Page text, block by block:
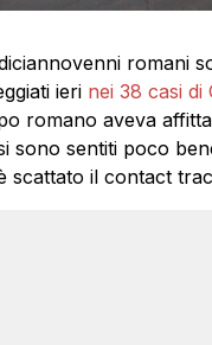
romani
ieri nei 38 casi
romano aveva
sono sentiti poco
scattato il contact